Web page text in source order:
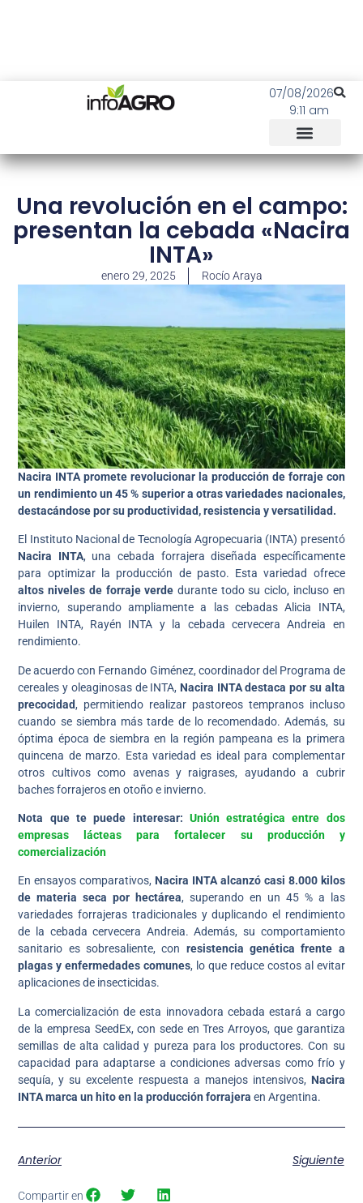
07/08/2026
9:11 am
Una revolución en el campo:
presentan la cebada «Nacira
INTA»
enero 29, 2025 Rocío Araya
Nacira INTA promete revolucionar la producción de forraje con
un rendimiento un 45 % superior a otras variedades nacionales,
destacándose por su productividad, resistencia y versatilidad.
El Instituto Nacional de Tecnología Agropecuaria (INTA) presentó
Nacira INTA, una cebada forrajera diseñada específicamente
para optimizar la producción de pasto. Esta variedad ofrece
altos niveles de forraje verde durante todo su ciclo, incluso en
invierno, superando ampliamente a las cebadas Alicia INTA,
Huilen INTA, Rayén INTA y la cebada cervecera Andreia en
rendimiento.
De acuerdo con Fernando Giménez, coordinador del Programa de
cereales y oleaginosas de INTA, Nacira INTA destaca por su alta
precocidad, permitiendo realizar pastoreos tempranos incluso
cuando se siembra más tarde de lo recomendado. Además, su
óptima época de siembra en la región pampeana es la primera
quincena de marzo. Esta variedad es ideal para complementar
otros cultivos como avenas y raigrases, ayudando a cubrir
baches forrajeros en otoño e invierno.
Nota que te puede interesar: Unión estratégica entre dos
empresas lácteas para fortalecer su producción y
comercialización
En ensayos comparativos, Nacira INTA alcanzó casi 8.000 kilos
de materia seca por hectárea, superando en un 45 % a las
variedades forrajeras tradicionales y duplicando el rendimiento
de la cebada cervecera Andreia. Además, su comportamiento
sanitario es sobresaliente, con resistencia genética frente a
plagas y enfermedades comunes, lo que reduce costos al evitar
aplicaciones de insecticidas.
La comercialización de esta innovadora cebada estará a cargo
de la empresa SeedEx, con sede en Tres Arroyos, que garantiza
semillas de alta calidad y pureza para los productores. Con su
capacidad para adaptarse a condiciones adversas como frío y
sequía, y su excelente respuesta a manejos intensivos, Nacira
INTA marca un hito en la producción forrajera en Argentina.
Anterior Siguiente
Compartir en